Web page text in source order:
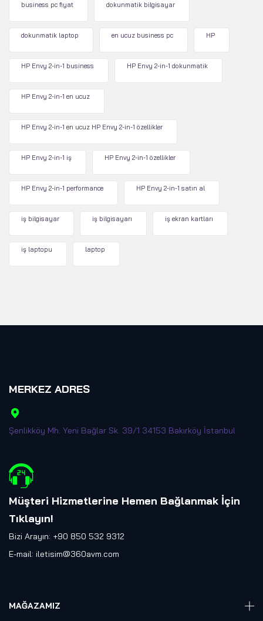
business pc fiyat dokunmatik bilgisayar
dokunmatik laptop en ucuz business pc HP
HP Envy 2-in-1 business HP Envy 2-in-1 dokunmatik
HP Envy 2-in-1 en ucuz
HP Envy 2-in-1 en ucuz HP Envy 2-in-1 özellikler
HP Envy 2-in-1 iş HP Envy 2-in-1 özellikler
HP Envy 2-in-1 performance HP Envy 2-in-1 satın al
iş bilgisayar iş bilgisayarı iş ekran kartları
iş laptopu laptop
MERKEZ ADRES
Şenlikköy Mh. Yeni Bağlar Sk. 39/1 34153 Bakırköy İstanbul
Müşteri Hizmetlerine Hemen Bağlanmak İçin
Tıklayın!
Bizi Arayın: +90 850 532 9312
E-mail: iletisim@360avm.com
MAĞAZAMIZ